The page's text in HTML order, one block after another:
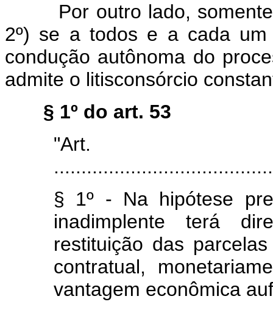
Por outro lado, somente
2º) se a todos e a cada
condução autônoma do
admite o litisconsórcio
§ 1º do art. 53
§ 1º - Na hipótese
inadimplente terá
restituição das
contratual,
vantagem econômica